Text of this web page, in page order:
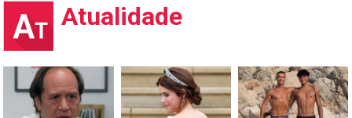
Atualidade